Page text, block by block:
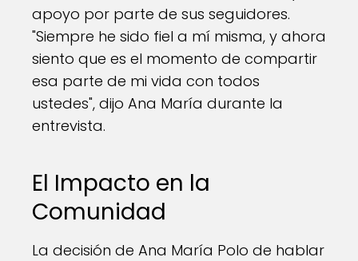
apoyo por parte de sus seguidores.
"Siempre he sido fiel a mí misma, y ahora
siento que es el momento de compartir
esa parte de mi vida con todos
ustedes", dijo Ana María durante la
entrevista.
El Impacto en la
Comunidad
La decisión de Ana María Polo de hablar